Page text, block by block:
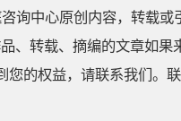
询中心原创内容，转载
、转载、摘编的文章如
的权益，请联系我们。